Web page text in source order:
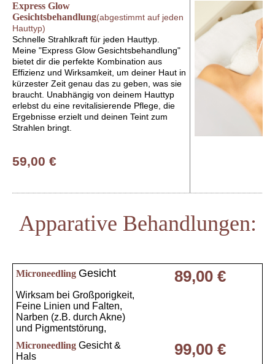
Express Glow
Gesichtsbehandlung(abgestimmt auf jeden
Hauttyp)
Schnelle Strahlkraft für jeden Hauttyp.
Meine "Express Glow Gesichtsbehandlung"
bietet dir die perfekte Kombination aus
Effizienz und Wirksamkeit, um deiner Haut in
kürzester Zeit genau das zu geben, was sie
braucht. Unabhängig von deinem Hauttyp
erlebst du eine revitalisierende Pflege, die
Ergebnisse erzielt und deinen Teint zum
Strahlen bringt.
59,00 €
Apparative Behandlungen:
Microneedling Gesicht
Wirksam bei Großporigkeit,
Feine Linien und Falten,
Narben (z.B. durch Akne)
und Pigmentstörung,
89,00 €
Microneedling Gesicht &
Hals
99,00 €